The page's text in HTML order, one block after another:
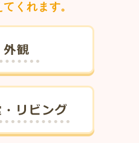
くれます。